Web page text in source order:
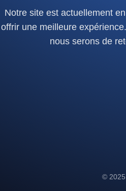
Notre site est actuellement
offrir une meilleure
nous serons de
© 2025